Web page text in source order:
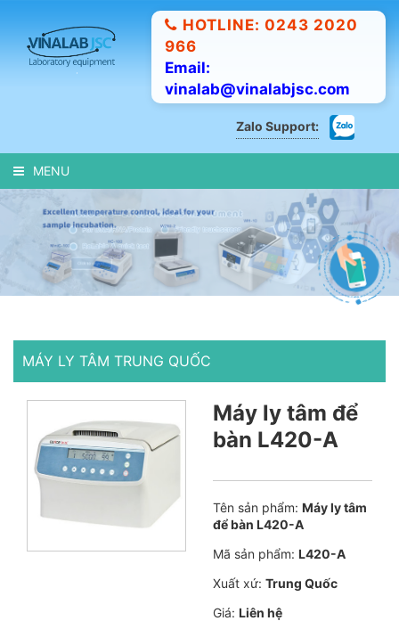
HOTLINE: 0243 2020
966
Email:
vinalab@vinalabjsc.com
Zalo Support:
MENU
MÁY LY TÂM TRUNG QUỐC
Máy ly tâm để
bàn L420-A
Tên sản phẩm: Máy ly tâm
để bàn L420-A
Mã sản phẩm: L420-A
Xuất xứ: Trung Quốc
Giá: Liên hệ